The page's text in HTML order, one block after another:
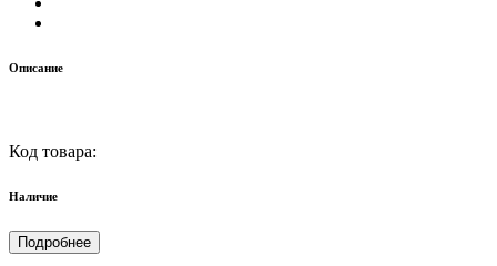
Описание
Код товара:
Наличие
Подробнее